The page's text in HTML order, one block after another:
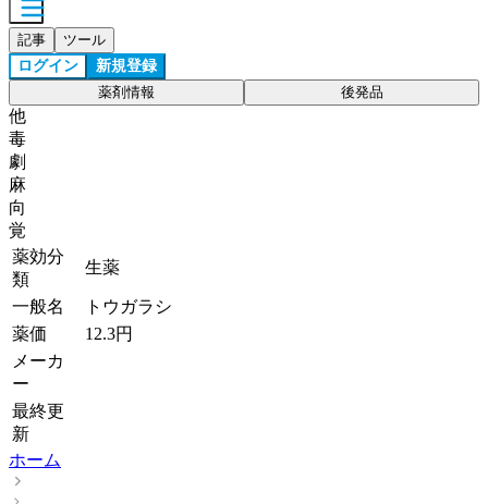
記事 ツール
ログイン 新規登録
薬剤情報 後発品
他
毒
劇
麻
向
覚
薬効分
類
生薬
一般名
トウガラシ
薬価
12.3円
メーカ
ー
最終更
新
ホーム